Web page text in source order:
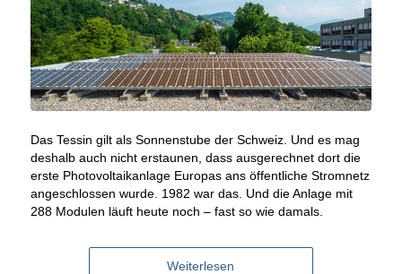
Das Tessin gilt als Sonnenstube der Schweiz. Und es mag
deshalb auch nicht erstaunen, dass ausgerechnet dort die
erste Photovoltaikanlage Europas ans öffentliche Stromnetz
angeschlossen wurde. 1982 war das. Und die Anlage mit
288 Modulen läuft heute noch – fast so wie damals.
Weiterlesen